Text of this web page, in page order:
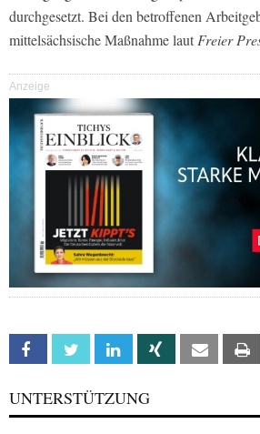
durchgesetzt. Bei den betroffenen
mittelsächsische Maßnahme lautFreier
Anzeige
Facebook Twitter Linkedin Xing Email
UNTERSTÜTZUNG